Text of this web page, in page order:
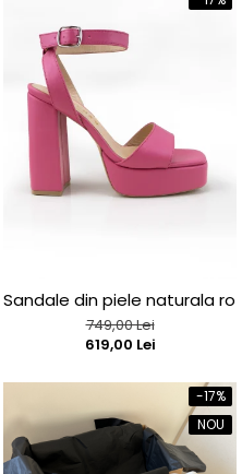
Sandale din piele naturala
749,00 Lei
619,00 Lei
-17%
NOU